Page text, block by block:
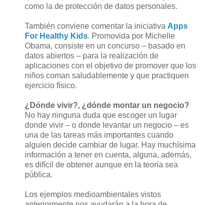
como la de protección de datos personales.
También conviene comentar la iniciativa Apps
For Healthy Kids. Promovida por Michelle
Obama, consiste en un concurso – basado en
datos abiertos – para la realización de
aplicaciones con el objetivo de promover que los
niños coman saludablemente y que practiquen
ejercicio físico.
¿Dónde vivir?, ¿dónde montar un negocio?
No hay ninguna duda que escoger un lugar
donde vivir – o donde levantar un negocio – es
una de las tareas más importantes cuando
alguien decide cambiar de lugar. Hay muchísima
información a tener en cuenta, alguna, además,
es difícil de obtener aunque en la teoría sea
pública.
Los ejemplos medioambientales vistos